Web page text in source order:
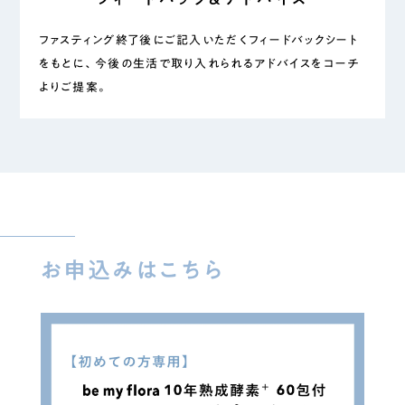
ファスティング終了後にご記入いただくフィードバックシート
をもとに、今後の生活で取り入れられるアドバイスをコーチ
よりご提案。
お申込みはこちら